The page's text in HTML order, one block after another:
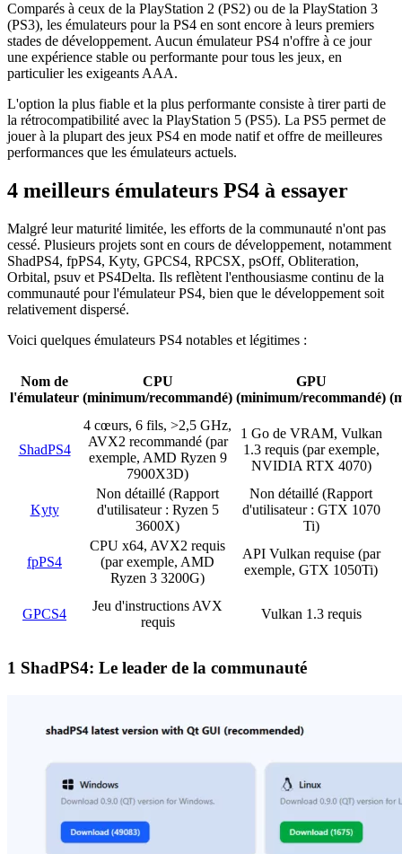
Comparés à ceux de la PlayStation 2 (PS2) ou de la PlayStation 3
(PS3), les émulateurs pour la PS4 en sont encore à leurs premiers
stades de développement. Aucun émulateur PS4 n'offre à ce jour
une expérience stable ou performante pour tous les jeux, en
particulier les exigeants AAA.
L'option la plus fiable et la plus performante consiste à tirer parti de
la rétrocompatibilité avec la PlayStation 5 (PS5). La PS5 permet de
jouer à la plupart des jeux PS4 en mode natif et offre de meilleures
performances que les émulateurs actuels.
4 meilleurs émulateurs PS4 à essayer
Malgré leur maturité limitée, les efforts de la communauté n'ont pas
cessé. Plusieurs projets sont en cours de développement, notamment
ShadPS4, fpPS4, Kyty, GPCS4, RPCSX, psOff, Obliteration,
Orbital, psuv et PS4Delta. Ils reflètent l'enthousiasme continu de la
communauté pour l'émulateur PS4, bien que le développement soit
relativement dispersé.
Voici quelques émulateurs PS4 notables et légitimes :
Nom de
l'émulateur
CPU
(minimum/recommandé)
GPU
(minimum/recommandé)
ShadPS4
4 cœurs, 6 fils, >2,5 GHz,
AVX2 recommandé (par
exemple, AMD Ryzen 9
7900X3D)
1 Go de VRAM, Vulkan
1.3 requis (par exemple,
NVIDIA RTX 4070)
Kyty
Non détaillé (Rapport
d'utilisateur : Ryzen 5
3600X)
Non détaillé (Rapport
d'utilisateur : GTX 1070
Ti)
fpPS4
CPU x64, AVX2 requis
(par exemple, AMD
Ryzen 3 3200G)
API Vulkan requise (par
exemple, GTX 1050Ti)
GPCS4
Jeu d'instructions AVX
requis
Vulkan 1.3 requis
1 ShadPS4: Le leader de la communauté